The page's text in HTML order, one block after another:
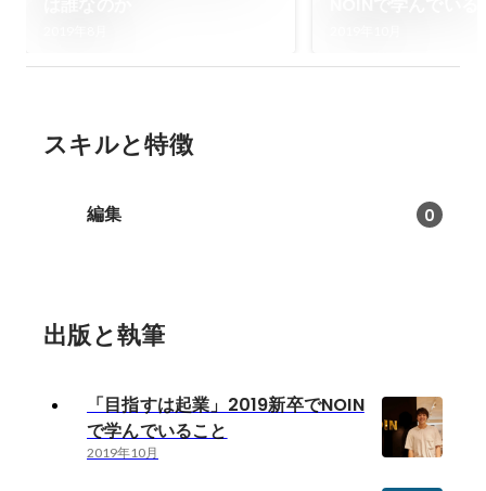
スキルと特徴
編集 0
出版と執筆
「目指すは起業」2019新卒でNOIN
で学んでいること
2019年10月